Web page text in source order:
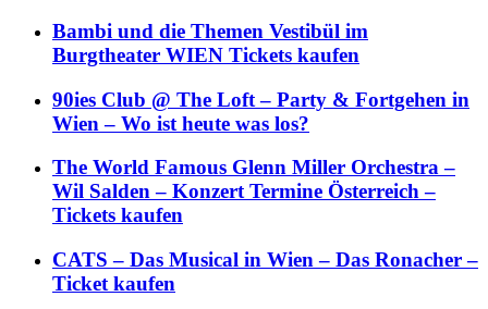
Bambi und die Themen Vestibül im
Burgtheater WIEN Tickets kaufen
90ies Club @ The Loft – Party & Fortgehen in
Wien – Wo ist heute was los?
The World Famous Glenn Miller Orchestra –
Wil Salden – Konzert Termine Österreich –
Tickets kaufen
CATS – Das Musical in Wien – Das Ronacher –
Ticket kaufen